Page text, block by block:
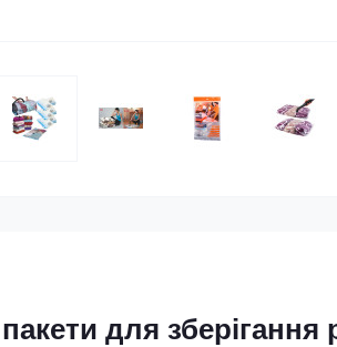
для зберігання